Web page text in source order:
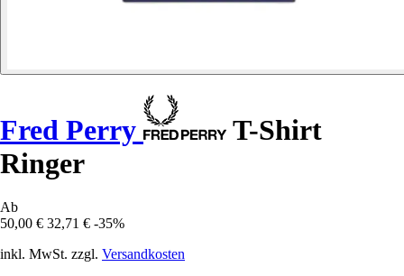
Fred Perry
T-Shirt
Ringer
Ab
50,00 € 32,71 € -35%
inkl. MwSt. zzgl. Versandkosten